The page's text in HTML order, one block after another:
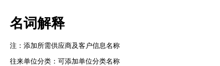
名词解释
注：添加所需供应商及客户信息名称
往来单位分类：可添加单位分类名称